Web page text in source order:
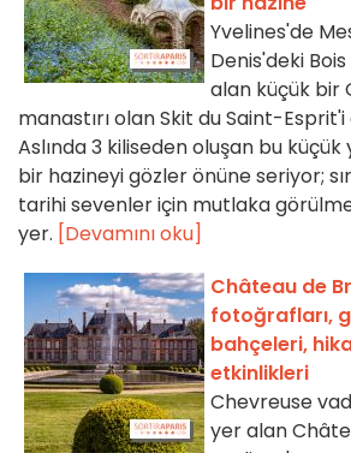
Yvelines'de
Denis'deki
alan küçük bir
manastırı olan Skit du Saint-
Aslında 3 kiliseden oluşan bu küçük
bir hazineyi gözler önüne seriyor;
tarihi sevenler için mutlaka
yer. [Devamını oku]
Château de
fotoğrafları,
bahçeleri,
etkinlikleri
Chevreuse
yer alan